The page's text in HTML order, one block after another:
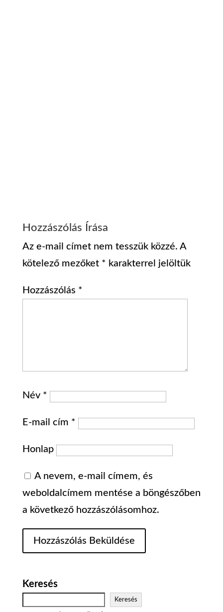
Hozzászólás Írása
Az e-mail címet nem tesszük közzé. A
kötelező mezőket * karakterrel jelöltük
Hozzászólás *
Név *
E-mail cím *
Honlap
A nevem, e-mail címem, és
weboldalcímem mentése a böngészőben
a következő hozzászólásomhoz.
Keresés
Keresés